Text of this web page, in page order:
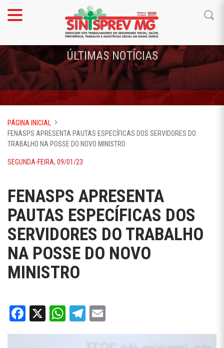
ÚLTIMAS NOTÍCIAS
PÁGINA INICIAL
FENASPS APRESENTA PAUTAS ESPECÍFICAS DOS SERVIDORES DO
TRABALHO NA POSSE DO NOVO MINISTRO
SEGUNDA-FEIRA, 09/01/23
FENASPS APRESENTA
PAUTAS ESPECÍFICAS DOS
SERVIDORES DO TRABALHO
NA POSSE DO NOVO
MINISTRO
Facebook
X WhatsApp
Telegram